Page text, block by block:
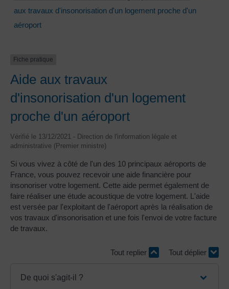
aux travaux d'insonorisation d'un logement proche d'un
aéroport
Fiche pratique
Aide aux travaux
d'insonorisation d'un logement
proche d'un aéroport
Vérifié le 13/12/2021 - Direction de l'information légale et
administrative (Premier ministre)
Si vous vivez à côté de l'un des 10 principaux aéroports de
France, vous pouvez recevoir une aide financière pour
insonoriser votre logement. Cette aide permet également de
faire réaliser une étude acoustique de votre logement. L'aide
est versée par l'exploitant de l'aéroport après la réalisation de
vos travaux d'insonorisation et une fois l'envoi de votre facture
de travaux.
Tout replier Tout déplier
De quoi s'agit-il ?